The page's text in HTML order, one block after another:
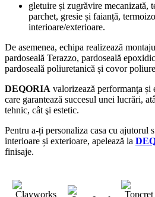
gletuire și zugrăvire mecanizată,
parchet, gresie și faianță,
interioare/exterioare.
De asemenea, echipa realizează
pardoseală Terazzo, pardoseală
pardoseală poliuretanică și covor
DEQORIA valorizează performanţa și
care garantează succesul unei lucrări,
tehnic, cât şi estetic.
Pentru a-ți personaliza casa cu ajutorul
interioare și exterioare, apelează la
finisaje.